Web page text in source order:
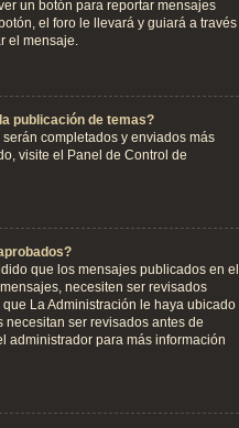
un botón para reportar mensajes
el foro le llevará y guiará a través
el mensaje.
publicación de temas?
completados y enviados más
visite el Panel de Control de
que los mensajes publicados en el
necesiten ser revisados
La Administración le haya ubicado
ser revisados antes de
administrador para más información